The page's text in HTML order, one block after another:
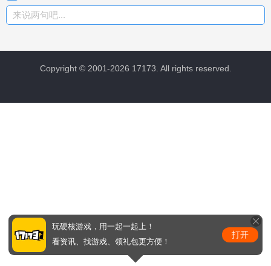
来说两句吧...
Copyright © 2001-2026 17173. All rights reserved.
玩硬核游戏，用一起一起上！
看资讯、找游戏、领礼包更方便！
打开